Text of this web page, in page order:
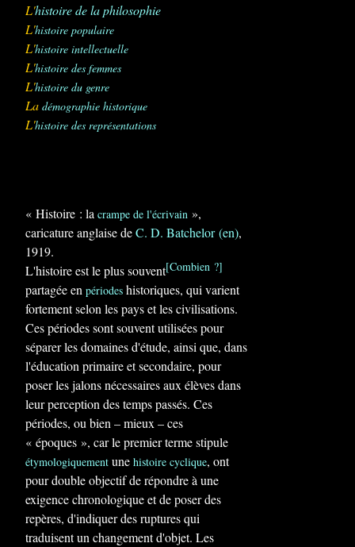
L'histoire de la philosophie
L'histoire populaire
L'histoire intellectuelle
L'histoire des femmes
L'histoire du genre
La démographie historique
L'histoire des représentations
« Histoire : la crampe de l'écrivain »,
caricature anglaise deC. D. Batchelor (en),
1919.
L'histoire est le plus souvent[Combien ?]
partagée en périodes historiques, qui varient
fortement selon les pays et les civilisations.
Ces périodes sont souvent utilisées pour
séparer les domaines d'étude, ainsi que, dans
l'éducation primaire et secondaire, pour
poser les jalons nécessaires aux élèves dans
leur perception des temps passés. Ces
périodes, ou bien – mieux – ces
« époques », car le premier terme stipule
étymologiquement une histoire cyclique, ont
pour double objectif de répondre à une
exigence chronologique et de poser des
repères, d'indiquer des ruptures qui
traduisent un changement d'objet. Les